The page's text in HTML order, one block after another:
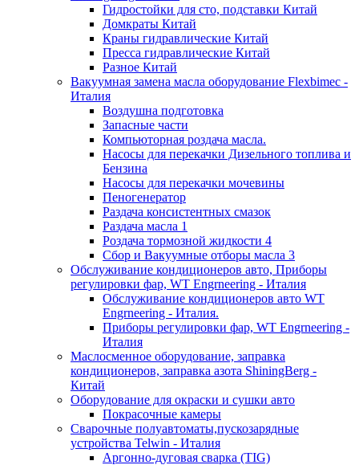
Гидростойки для сто, подставки Китай
Домкраты Китай
Краны гидравлические Китай
Пресса гидравлические Китай
Разное Китай
Вакуумная замена масла оборудование Flexbimeс -
Италия
Воздушна подготовка
Запасные части
Компьюторная роздача масла.
Насосы для перекачки Дизельного топлива и
Бензина
Насосы для перекачки мочевины
Пеногенератор
Раздача консистентных смазок
Раздача масла 1
Роздача тормозной жидкости 4
Сбор и Вакуумные отборы масла 3
Обслуживание кондиционеров авто, Приборы
регулировки фар, WT Engrneering - Италия
Обслуживание кондиционеров авто WT
Engrneering - Италия.
Приборы регулировки фар, WT Engrneering -
Италия
Маслосменное оборудование, заправка
кондиционеров, заправка азота ShiningBerg -
Китай
Оборудование для окраски и сушки авто
Покрасочные камеры
Сварочные полуавтоматы,пускозарядные
устройства Telwin - Италия
Аргонно-дуговая сварка (TIG)